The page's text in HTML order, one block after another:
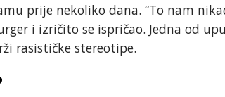
prije nekoliko dana. “To nam
i izričito se ispričao. Jedna od
rasističke stereotipe.